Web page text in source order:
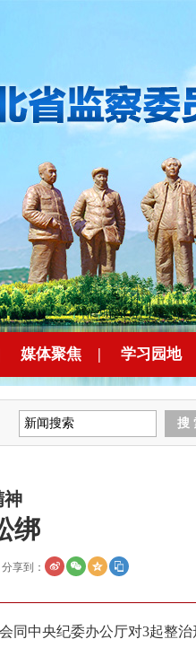
媒体聚焦 | 学习园地
神
绑
分享到：
同中央纪委办公厅对3起整治